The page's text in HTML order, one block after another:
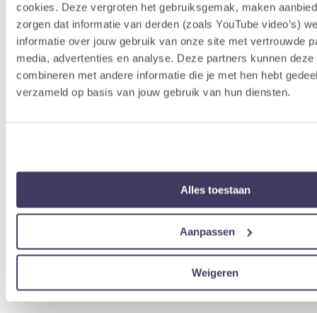
cookies. Deze vergroten het gebruiksgemak, maken
zorgen dat informatie van derden (zoals YouTube video’s)
informatie over jouw gebruik van onze site met vertrouwde
media, advertenties en analyse. Deze partners kunnen deze
combineren met andere informatie die je met hen hebt
verzameld op basis van jouw gebruik van hun diensten.
Alles toestaan
Aanpassen
Weigeren
Erlebnisprogramm